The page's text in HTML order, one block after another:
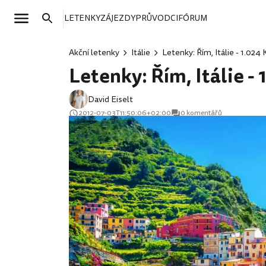
LETENKYZÁJEZDYPRŮVODCIFÓRUM
Akční letenky Itálie Letenky: Řím, Itálie - 1.024
Letenky: Řím, Itálie -
David Eiselt
2012-07-03T11:50:06+02:00 0 komentářů